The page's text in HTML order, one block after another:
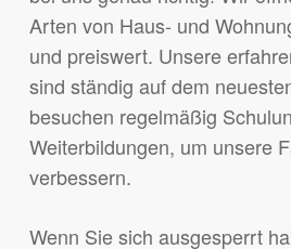
Arten von Haus- und
und preiswert. Unsere
sind ständig auf dem
besuchen regelmäßig
Weiterbildungen, um unsere
verbessern.
Wenn Sie sich ausgesperrt